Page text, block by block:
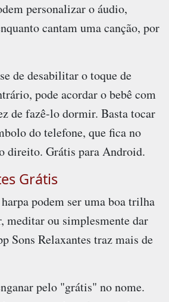
personalizar o áudio,
cantam uma canção, por
de desabilitar o toque de
pode acordar o bebê com
de fazê-lo dormir. Basta tocar
do telefone, que fica no
direito. Grátis para Android.
Grátis
podem ser uma boa trilha
meditar ou simplesmente dar
Sons Relaxantes traz mais de
pelo "grátis" no nome.